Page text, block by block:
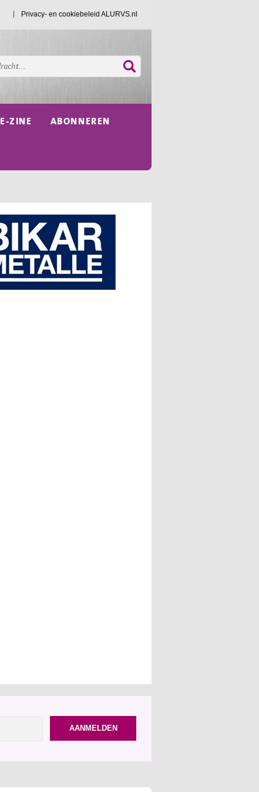
Privacy- en cookiebeleid ALURVS.nl
E-ZINE ABONNEREN